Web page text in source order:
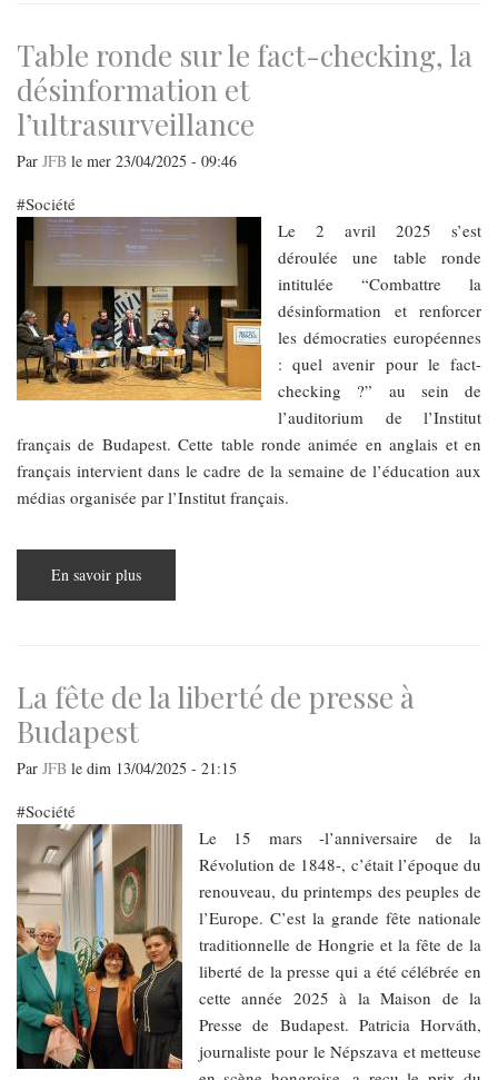
avec
Gábor
Erőss,
sociologue
engagé
et
élu
écologiste
Table ronde sur le fact-checking, la
désinformation et
l’ultrasurveillance
Par JFB le mer 23/04/2025 - 09:46
Société
​​​​​​​Le 2 avril 2025 s’est
déroulée une table ronde
intitulée “Combattre la
désinformation et renforcer
les démocraties européennes
: quel avenir pour le fact-
checking ?” au sein de
l’auditorium de l’Institut
français de Budapest. Cette table ronde animée en anglais et en
français intervient dans le cadre de la semaine de l’éducation aux
médias organisée par l’Institut français.
En savoir plus
ronde
la
désinformation
et
La fête de la liberté de presse à
Budapest
Par JFB le dim 13/04/2025 - 21:15
Société
Le 15 mars -l’anniversaire de la
Révolution de 1848-, c’était l’époque du
renouveau, du printemps des peuples de
l’Europe. C’est la grande fête nationale
traditionnelle de Hongrie et la fête de la
liberté de la presse qui a été célébrée en
cette année 2025 à la Maison de la
Presse de Budapest. Patricia Horváth,
journaliste pour le Népszava et metteuse